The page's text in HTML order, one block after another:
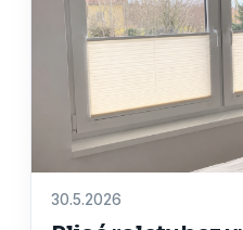
30.5.2026